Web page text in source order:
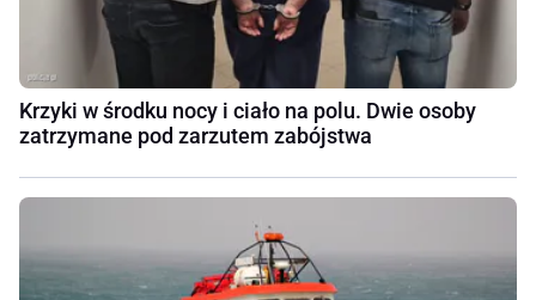
Krzyki w środku nocy i ciało na polu. Dwie osoby
zatrzymane pod zarzutem zabójstwa